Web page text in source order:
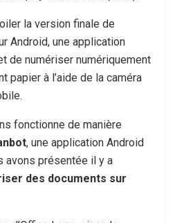
la version finale de
Android, une application
de numériser numériquement
papier à l’aide de la caméra
fonctionne de manière
, une application Android
avons présentée il y a
des documents sur